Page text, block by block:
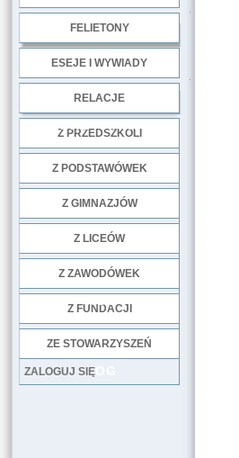
FELIETONY
ESEJE I WYWIADY
RELACJE
Z PRZEDSZKOLI
Z PODSTAWÓWEK
Z GIMNAZJÓW
Z LICEÓW
Z ZAWODÓWEK
Z FUNDACJI
ZE STOWARZYSZEŃ
LOG
ZALOGUJ SIĘ